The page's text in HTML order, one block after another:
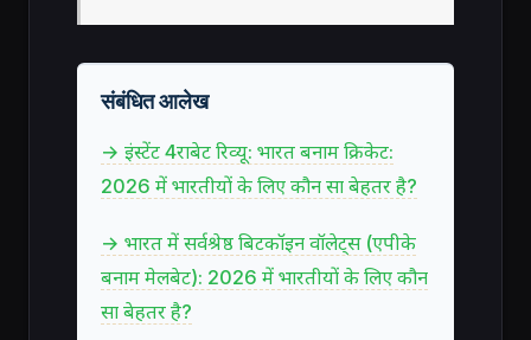
संबंधित आलेख
→ इंस्टेंट 4राबेट रिव्यू: भारत बनाम क्रिकेट:
2026 में भारतीयों के लिए कौन सा बेहतर है?
→ भारत में सर्वश्रेष्ठ बिटकॉइन वॉलेट्स (एपीके
बनाम मेलबेट): 2026 में भारतीयों के लिए कौन
सा बेहतर है?